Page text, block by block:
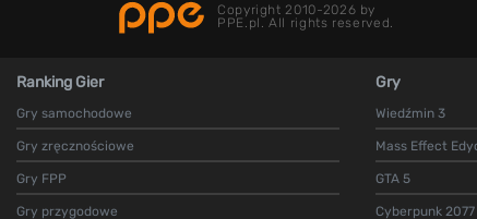
Copyright 2010-2026 by
PPE.pl. All rights reserved.
Ranking Gier
Gry samochodowe
Gry zręcznościowe
Gry FPP
Gry przygodowe
Gry
Wiedźmin 3
Mass Effect
GTA 5
Cyberpunk 2077